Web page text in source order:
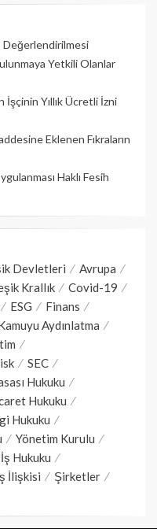
Değerlendirilmesi
Yetkili Olanlar
İşçinin Yıllık Üc­retli İzni
Eklenen Fıkraların
Haklı Fesih
Devletleri
Avrupa
Krallık
Covid-19
ESG
Finans
Aydınlatma
SEC
Hukuku
Hukuku
Hukuku
Yönetim Kurulu
İş Hukuku
İlişkisi
Şirketler